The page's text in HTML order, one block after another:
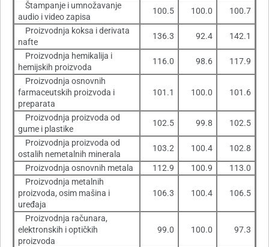
Štampanje i umnožavanje
audio i video zapisa
100.5 100.0 100.7
Proizvodnja koksa i derivata
nafte
136.3 92.4 142.1
Proizvodnja hemikalija i
hemijskih proizvoda
116.0 98.6 117.9
Proizvodnja osnovnih
farmaceutskih proizvoda i
preparata
101.1 100.0 101.6
Proizvodnja proizvoda od
gume i plastike
102.5 99.8 102.5
Proizvodnja proizvoda od
ostalih nemetalnih minerala
103.2 100.4 102.8
Proizvodnja osnovnih metala 112.9 100.9
113.0
Proizvodnja metalnih
proizvoda, osim mašina i
uređaja
106.3 100.4 106.5
Proizvodnja računara,
elektronskih i optičkih
proizvoda
99.0 100.0 97.3